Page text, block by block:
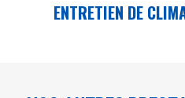
ENTRETIEN DE